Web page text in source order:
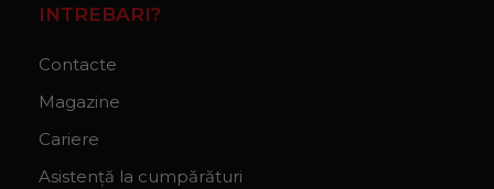
INTREBARI?
Contacte
Magazine
Cariere
Asistență la cumpărături